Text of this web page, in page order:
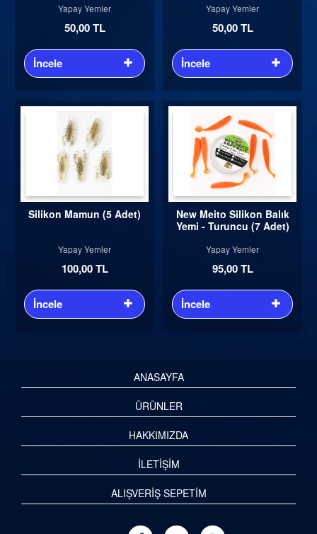
Yapay Yemler
50,00 TL
İncele
Yapay Yemler
50,00 TL
İncele
Silikon Mamun (5 Adet)
Yapay Yemler
100,00 TL
İncele
New Meito Silikon Balık
Yemi - Turuncu (7 Adet)
Yapay Yemler
95,00 TL
İncele
ANASAYFA
ÜRÜNLER
HAKKIMIZDA
İLETİŞİM
ALIŞVERİŞ SEPETİM